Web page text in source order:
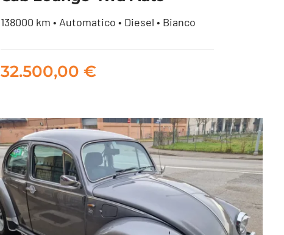
Toyota Hilux 2.4 d-4d
double cab Lounge 4wd
138000 km • Automatico • Diesel • Bianco
32.500,00 €